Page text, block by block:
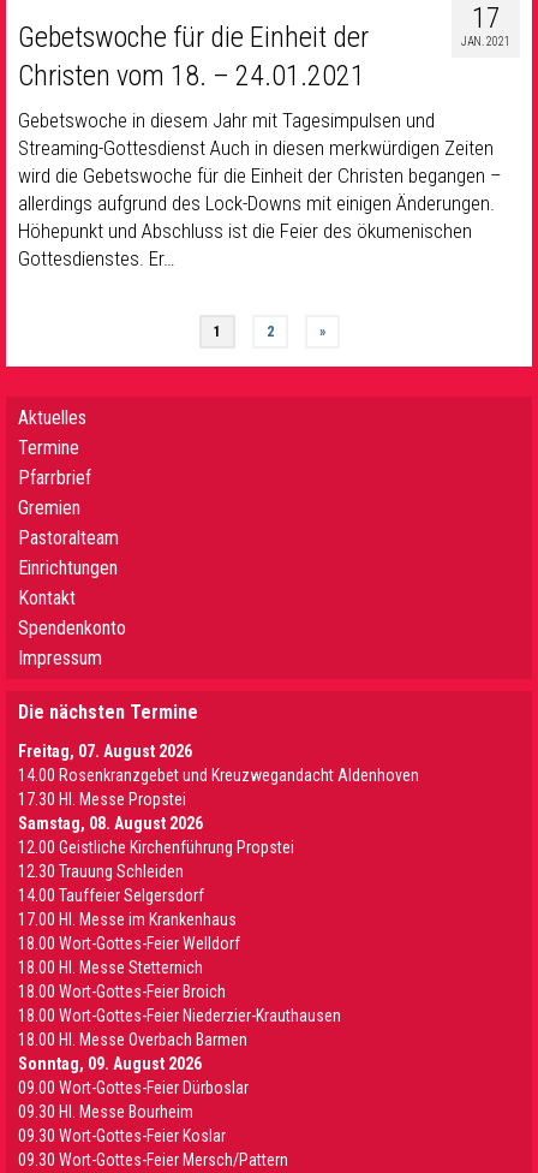
17
JAN. 2021
Gebetswoche für die Einheit der
Christen vom 18. – 24.01.2021
Gebetswoche in diesem Jahr mit Tagesimpulsen und
Streaming-Gottesdienst Auch in diesen merkwürdigen Zeiten
wird die Gebetswoche für die Einheit der Christen begangen –
allerdings aufgrund des Lock-Downs mit einigen Änderungen.
Höhepunkt und Abschluss ist die Feier des ökumenischen
Gottesdienstes. Er…
1 2 »
Aktuelles
Termine
Pfarrbrief
Gremien
Pastoralteam
Einrichtungen
Kontakt
Spendenkonto
Impressum
Die nächsten Termine
Freitag, 07. August 2026
14.00 Rosenkranzgebet und Kreuzwegandacht Aldenhoven
17.30 Hl. Messe Propstei
Samstag, 08. August 2026
12.00 Geistliche Kirchenführung Propstei
12.30 Trauung Schleiden
14.00 Tauffeier Selgersdorf
17.00 Hl. Messe im Krankenhaus
18.00 Wort-Gottes-Feier Welldorf
18.00 Hl. Messe Stetternich
18.00 Wort-Gottes-Feier Broich
18.00 Wort-Gottes-Feier Niederzier-Krauthausen
18.00 Hl. Messe Overbach Barmen
Sonntag, 09. August 2026
09.00 Wort-Gottes-Feier Dürboslar
09.30 HI. Messe Bourheim
09.30 Wort-Gottes-Feier Koslar
09.30 Wort-Gottes-Feier Mersch/Pattern